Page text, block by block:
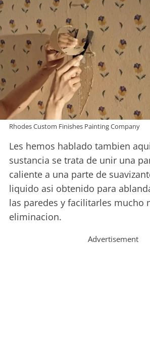
Rhodes Custom Finishes Painting Company
Les hemos hablado tambien
sustancia se trata de unir una
caliente a una parte de
liquido asi obtenido para
las paredes y facilitarles mucho
eliminacion.
Advertisement